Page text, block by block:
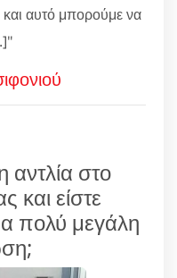
και αυτό μπορούμε να
στο
και είστε
πολύ μεγάλη